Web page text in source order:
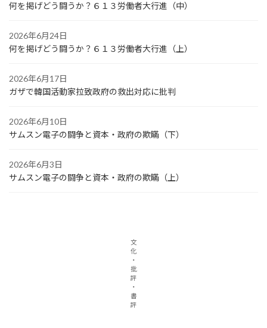
何を掲げどう闘うか？６１３労働者大行進（中）
2026年6月24日
何を掲げどう闘うか？６１３労働者大行進（上）
2026年6月17日
ガザで韓国活動家拉致政府の救出対応に批判
2026年6月10日
サムスン電子の闘争と資本・政府の欺瞞（下）
2026年6月3日
サムスン電子の闘争と資本・政府の欺瞞（上）
文
化
・
批
評
・
書
評